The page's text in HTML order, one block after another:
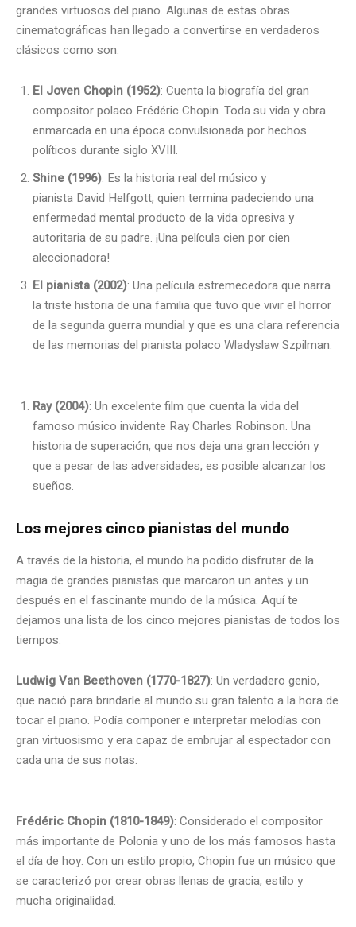
grandes virtuosos del piano. Algunas de estas obras
cinematográficas han llegado a convertirse en verdaderos
clásicos como son:
El Joven Chopin (1952): Cuenta la biografía del gran
compositor polaco Frédéric Chopin. Toda su vida y obra
enmarcada en una época convulsionada por hechos
políticos durante siglo XVIII.
Shine (1996): Es la historia real del músico y
pianista David Helfgott, quien termina padeciendo una
enfermedad mental producto de la vida opresiva y
autoritaria de su padre. ¡Una película cien por cien
aleccionadora!
El pianista (2002): Una película estremecedora que narra
la triste historia de una familia que tuvo que vivir el horror
de la segunda guerra mundial y que es una clara referencia
de las memorias del pianista polaco Wladyslaw Szpilman.
Ray (2004): Un excelente film que cuenta la vida del
famoso músico invidente Ray Charles Robinson. Una
historia de superación, que nos deja una gran lección y
que a pesar de las adversidades, es posible alcanzar los
sueños.
Los mejores cinco pianistas del mundo
A través de la historia, el mundo ha podido disfrutar de la
magia de grandes pianistas que marcaron un antes y un
después en el fascinante mundo de la música. Aquí te
dejamos una lista de los cinco mejores pianistas de todos los
tiempos:
Ludwig Van Beethoven (1770-1827): Un verdadero genio,
que nació para brindarle al mundo su gran talento a la hora de
tocar el piano. Podía componer e interpretar melodías con
gran virtuosismo y era capaz de embrujar al espectador con
cada una de sus notas.
Frédéric Chopin (1810-1849): Considerado el compositor
más importante de Polonia y uno de los más famosos hasta
el día de hoy. Con un estilo propio, Chopin fue un músico que
se caracterizó por crear obras llenas de gracia, estilo y
mucha originalidad.